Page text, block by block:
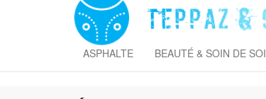
ASPHALTE BEAUTÉ & SOIN DE SOI